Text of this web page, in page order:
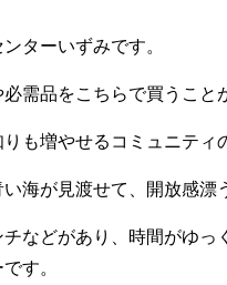
ターいずみです。
需品をこちらで買うこと
も増やせるコミュニティ
海が見渡せて、開放感漂
などがあり、時間がゆ
す。